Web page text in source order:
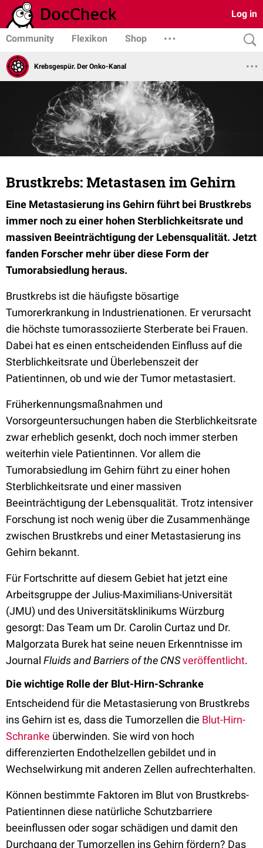
Log in
Community Flexikon Shop
Krebsgespür. Der Onko-Kanal
Brustkrebs: Metastasen im Gehirn
Eine Metastasierung ins Gehirn führt bei Brustkrebs
immer noch zu einer hohen Sterblichkeitsrate und
massiven Beeinträchtigung der Lebensqualität. Jetzt
fanden Forscher mehr über diese Form der
Tumorabsiedlung heraus.
Brustkrebs ist die häufigste bösartige
Tumorerkrankung in Industrienationen. Er verursacht
die höchste tumorassoziierte Sterberate bei Frauen.
Dabei hat es einen entscheidenden Einfluss auf die
Sterblichkeitsrate und Überlebenszeit der
Patientinnen, ob und wie der Tumor metastasiert.
Früherkennungsmaßnahmen und
Vorsorgeuntersuchungen haben die Sterblichkeitsrate
zwar erheblich gesenkt, doch noch immer sterben
weiterhin viele Patientinnen. Vor allem die
Tumorabsiedlung im Gehirn führt zu einer hohen
Sterblichkeitsrate und einer massiven
Beeinträchtigung der Lebensqualität. Trotz intensiver
Forschung ist noch wenig über die Zusammenhänge
zwischen Brustkrebs und einer Metastasierung ins
Gehirn bekannt.
Für Fortschritte auf diesem Gebiet hat jetzt eine
Arbeitsgruppe der Julius-Maximilians-Universität
(JMU) und des Universitätsklinikums Würzburg
gesorgt: Das Team um Dr. Carolin Curtaz und Dr.
Malgorzata Burek hat seine neuen Erkenntnisse im
Journal Fluids and Barriers of the CNSveröffentlicht.
Die wichtige Rolle der Blut-Hirn-Schranke
Entscheidend für die Metastasierung von Brustkrebs
ins Gehirn ist es, dass die Tumorzellen die Blut-Hirn-
Schranke überwinden. Sie wird von hoch
differenzierten Endothelzellen gebildet und in
Wechselwirkung mit anderen Zellen aufrechterhalten.
Können bestimmte Faktoren im Blut von Brustkrebs-
Patientinnen diese natürliche Schutzbarriere
beeinflussen oder sogar schädigen und damit den
Durchgang der Tumorzellen ins Gehirn fördern? Das